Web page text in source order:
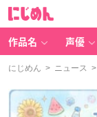
作品名 声優
にじめん > ニュース >